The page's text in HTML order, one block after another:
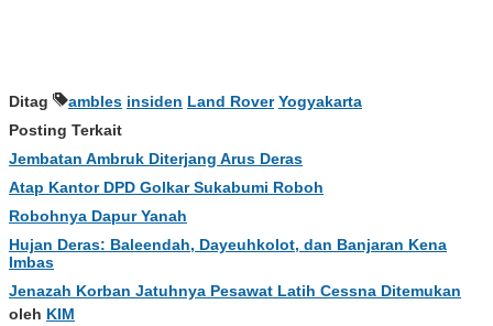
Ditag ambles insiden Land Rover Yogyakarta
Posting Terkait
Jembatan Ambruk Diterjang Arus Deras
Atap Kantor DPD Golkar Sukabumi Roboh
Robohnya Dapur Yanah
Hujan Deras: Baleendah, Dayeuhkolot, dan Banjaran Kena
Imbas
Jenazah Korban Jatuhnya Pesawat Latih Cessna Ditemukan
oleh KIM